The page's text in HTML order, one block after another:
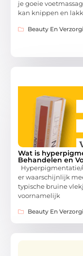
je goeie
kan knippen en
Beauty En
Wat is
Behandelen en
er waarschijnlijk
typische bruine
voornamelijk
Beauty En